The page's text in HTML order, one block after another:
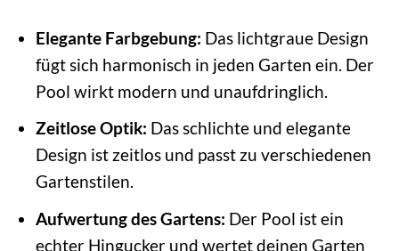
Elegante Farbgebung: Das lichtgraue Design
fügt sich harmonisch in jeden Garten ein. Der
Pool wirkt modern und unaufdringlich.
Zeitlose Optik: Das schlichte und elegante
Design ist zeitlos und passt zu verschiedenen
Gartenstilen.
Aufwertung des Gartens: Der Pool ist ein
echter Hingucker und wertet deinen Garten